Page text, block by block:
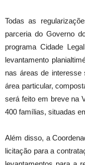
Todas as
parceria do Governo
programa Cidade
levantamento
nas áreas de
área particular,
será feito em breve na
400 famílias, situadas
Além disso, a
licitação para a